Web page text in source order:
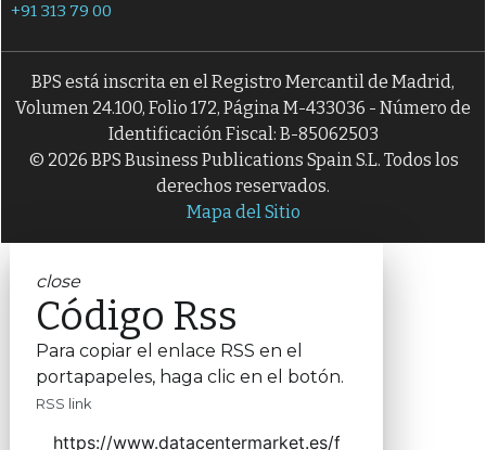
+91 313 79 00
BPS está inscrita en el Registro Mercantil de Madrid,
Volumen 24.100, Folio 172, Página M-433036 - Número de
Identificación Fiscal: B-85062503
© 2026 BPS Business Publications Spain S.L. Todos los
derechos reservados.
Mapa del Sitio
close
Código Rss
Para copiar el enlace RSS en el
portapapeles, haga clic en el botón.
RSS link